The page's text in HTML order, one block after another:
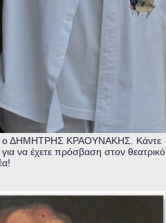
ο ΔΗΜΗΤΡΗΣ ΚΡΑΟΥΝΑΚΗΣ. Κάντε
να έχετε πρόσβαση στον θεατρικό